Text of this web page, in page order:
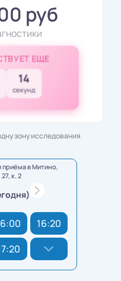
руб
ЕЩЕ
12
секунд
зону исследования
в Митино,
к. 2
16:20